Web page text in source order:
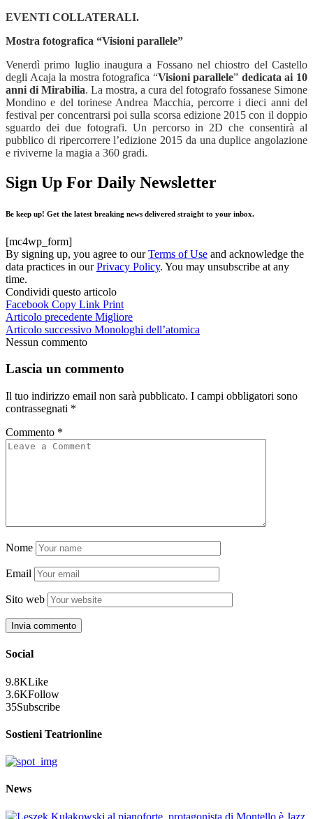
EVENTI COLLATERALI.
Mostra fotografica “Visioni parallele”
Venerdì primo luglio inaugura a Fossano nel chiostro del Castello
degli Acaja la mostra fotografica “Visioni parallele” dedicata ai 10
anni di Mirabilia. La mostra, a cura del fotografo fossanese Simone
Mondino e del torinese Andrea Macchia, percorre i dieci anni del
festival per concentrarsi poi sulla scorsa edizione 2015 con il doppio
sguardo dei due fotografi. Un percorso in 2D che consentirà al
pubblico di ripercorrere l’edizione 2015 da una duplice angolazione
e riviverne la magia a 360 gradi.
Sign Up For Daily Newsletter
Be keep up! Get the latest breaking news delivered straight to your inbox.
[mc4wp_form]
By signing up, you agree to ourTerms of Use and acknowledge the
data practices in ourPrivacy Policy. You may unsubscribe at any
time.
Condividi questo articolo
Facebook Copy Link Print
Articolo precedente Migliore
Articolo successivo Monologhi dell’atomica
Nessun commento
Lascia un commento
Il tuo indirizzo email non sarà pubblicato. I campi obbligatori sono
contrassegnati *
Commento *
Nome
Email
Sito web
Social
9.8KLike
3.6KFollow
35Subscribe
Sostieni Teatrionline
News